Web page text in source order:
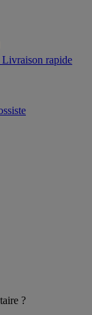
Livraison rapide
?